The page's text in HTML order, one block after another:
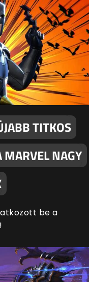
TITKOS
MARVEL NAGY
be a